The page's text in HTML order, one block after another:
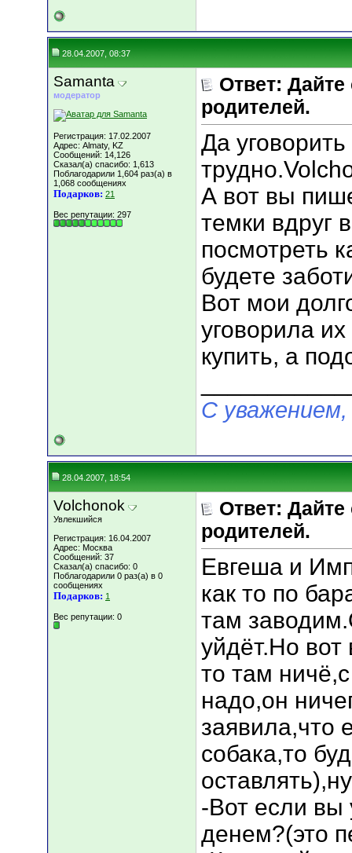
28.04.2007, 08:37
Samanta
модератор
Регистрация: 17.02.2007
Адрес: Almaty, KZ
Сообщений: 14,126
Сказал(а) спасибо: 1,613
Поблагодарили 1,604 раз(а) в
1,068 сообщениях
Подарков: 21
Вес репутации: 297
Ответ: Дайте
родителей.
Да
А вот вы
темки вдруг
посмотреть
будете
Вот мои
уговорила
купить, а
С
28.04.2007, 18:54
Volchonok
Увлекшийся
Регистрация: 16.04.2007
Адрес: Москва
Сообщений: 37
Сказал(а) спасибо: 0
Поблагодарили 0 раз(а) в 0
сообщениях
Подарков: 1
Вес репутации: 0
Ответ: Дайте
родителей.
Евгеша и
как то по
там
уйдёт.Но вот
то там
надо,он
заявила,что
собака,то
-Вот если вы
денем?(это